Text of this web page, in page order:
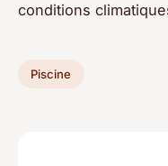
conditions
Piscine